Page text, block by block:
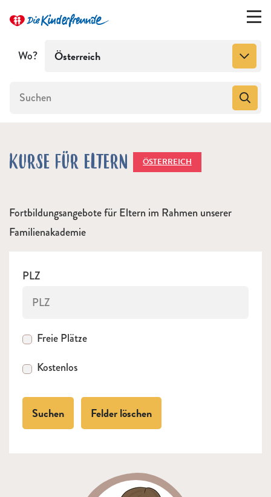
Wo? Österreich
KURSE FÜR ELTERN ÖSTERREICH
Fortbildungsangebote für Eltern im Rahmen unserer
Familienakademie
PLZ
Freie Plätze
Kostenlos
Suchen Felder löschen